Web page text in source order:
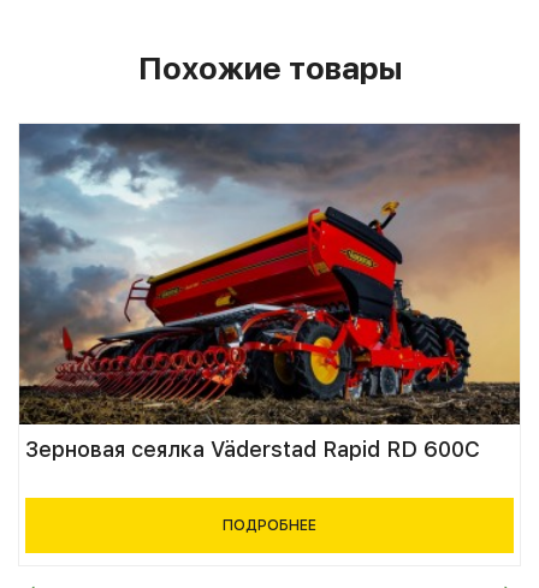
Похожие товары
Зерновая сеялка Väderstad Rapid RD 600C
ПОДРОБНЕЕ